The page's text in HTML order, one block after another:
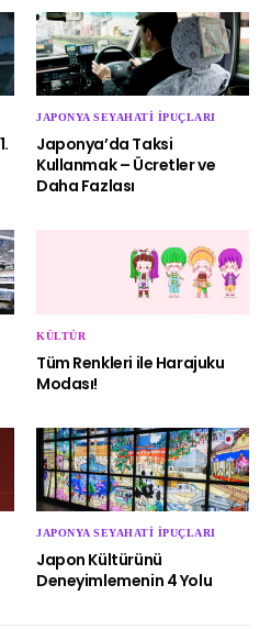
JAPONYA SEYAHATI İPUÇLARI
Japonya’da Taksi
Kullanmak – Ücretler ve
Daha Fazlası
KÜLTÜR
Tüm Renkleri ile Harajuku
Modası!
JAPONYA SEYAHATI İPUÇLARI
Japon Kültürünü
Deneyimlemenin 4 Yolu